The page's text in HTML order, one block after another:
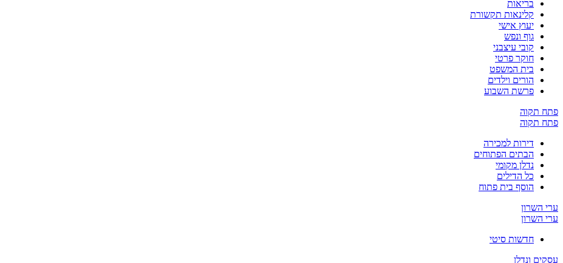
בריאות
קלינאות תקשורת
יעוץ אישי
גוף ונפש
קובי עיצבני
חוקר פרטי
בית המשפט
הורים וילדים
פרשת השבוע
פתח תקוה
פתח תקוה
דירות למכירה
הבתים הפתוחים
נדלן מקומי
כל הדילים
הוסף בית פתוח
ערי השרון
ערי השרון
חדשות סיטי
עסקים ונדלן